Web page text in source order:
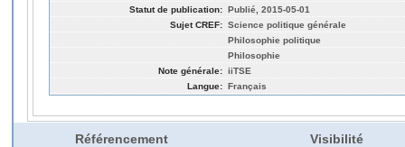
Statut de publication: Publié, 2015-05-01
Sujet CREF: Science politique générale
Philosophie politique
Philosophie
Note générale: iiTSE
Langue: Français
Référencement Visibilité